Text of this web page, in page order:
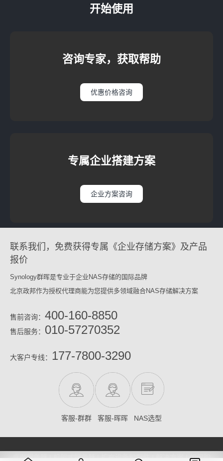
开始使用
咨询专家，获取帮助
优惠价格咨询
专属企业搭建方案
企业方案咨询
联系我们，免费获得专属《企业存储方案》及产品
报价
Synology群晖是专业于企业NAS存储的国际品牌
北京政邦作为授权代理商能为您提供多领域融合NAS存储解决方案
售前咨询： 400-160-8850
售后服务： 010-57270352
大客户专线： 177-7800-3290
客服-群群 客服-晖晖 NAS选型
桌面服务器 机架式服务器 扩充设备和配件 如何购